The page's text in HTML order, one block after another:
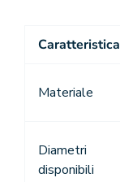
Caratteristica
Materiale
Diametri
disponibili